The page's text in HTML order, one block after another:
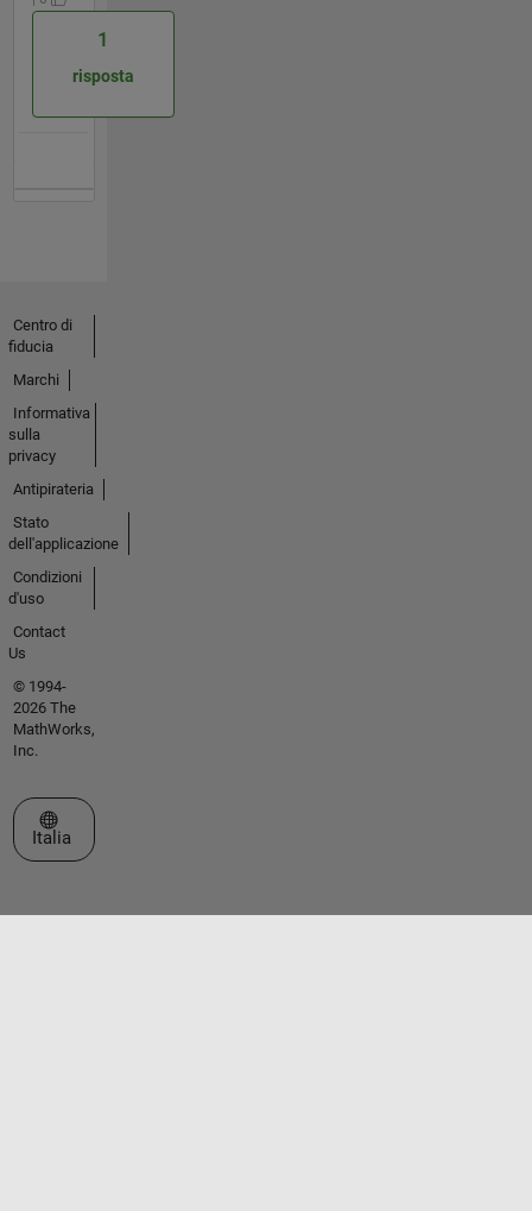
1
risposta
Centro di
fiducia
Marchi
Informativa
sulla
privacy
Antipirateria
Stato
dell'applicazione
Condizioni
d'uso
Contact
Us
© 1994-
2026 The
MathWorks,
Inc.
Seleziona un sito web
Italia